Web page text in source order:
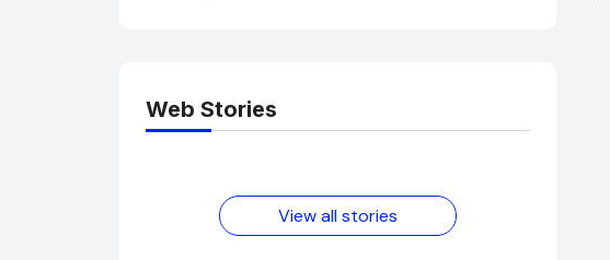
Web Stories
Elvish Yadav: एक
आम लड़के से यूट्यूबर
फिल्मों का जादू और
View all stories